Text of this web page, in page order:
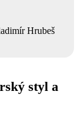
Hrubeš
styl a